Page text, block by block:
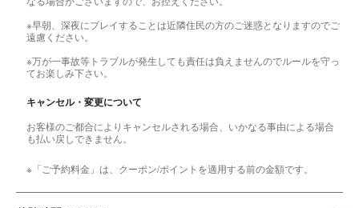
※早朝、深夜にプレイすることは近隣住民の方のご迷惑となりますのでご
遠慮ください。
※万が一事故等トラブルが発生しても責任は負えませんのでルールを守っ
てお楽しみ下さい。
キャンセル・変更について
お客様のご都合によりキャンセルされる場合、いかなる事由による場合
も払い戻しできません。
※「ご予約料金」は、クーポン/ポイントを適用する前の金額です。